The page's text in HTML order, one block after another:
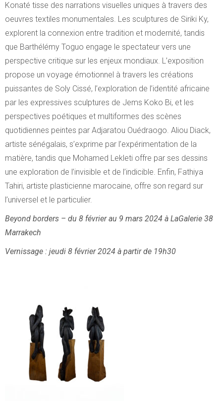
Konaté tisse des narrations visuelles uniques à travers des
oeuvres textiles monumentales. Les sculptures de Siriki Ky,
explorent la connexion entre tradition et modernité, tandis
que Barthélémy Toguo engage le spectateur vers une
perspective critique sur les enjeux mondiaux. L’exposition
propose un voyage émotionnel à travers les créations
puissantes de Soly Cissé, l’exploration de l’identité africaine
par les expressives sculptures de Jems Koko Bi, et les
perspectives poétiques et multiformes des scènes
quotidiennes peintes par Adjaratou Ouédraogo. Aliou Diack,
artiste sénégalais, s’exprime par l’expérimentation de la
matière, tandis que Mohamed Lekleti offre par ses dessins
une exploration de l’invisible et de l’indicible. Enfin, Fathiya
Tahiri, artiste plasticienne marocaine, offre son regard sur
l’universel et le particulier.
Beyond borders – du 8 février au 9 mars 2024 à LaGalerie 38
Marrakech
Vernissage : jeudi 8 février 2024 à partir de 19h30